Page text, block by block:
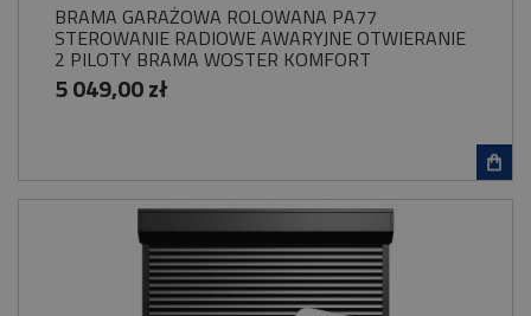
BRAMA GARAŻOWA ROLOWANA PA77
STEROWANIE RADIOWE AWARYJNE OTWIERANIE
2 PILOTY BRAMA WOSTER KOMFORT
5 049,00 zł